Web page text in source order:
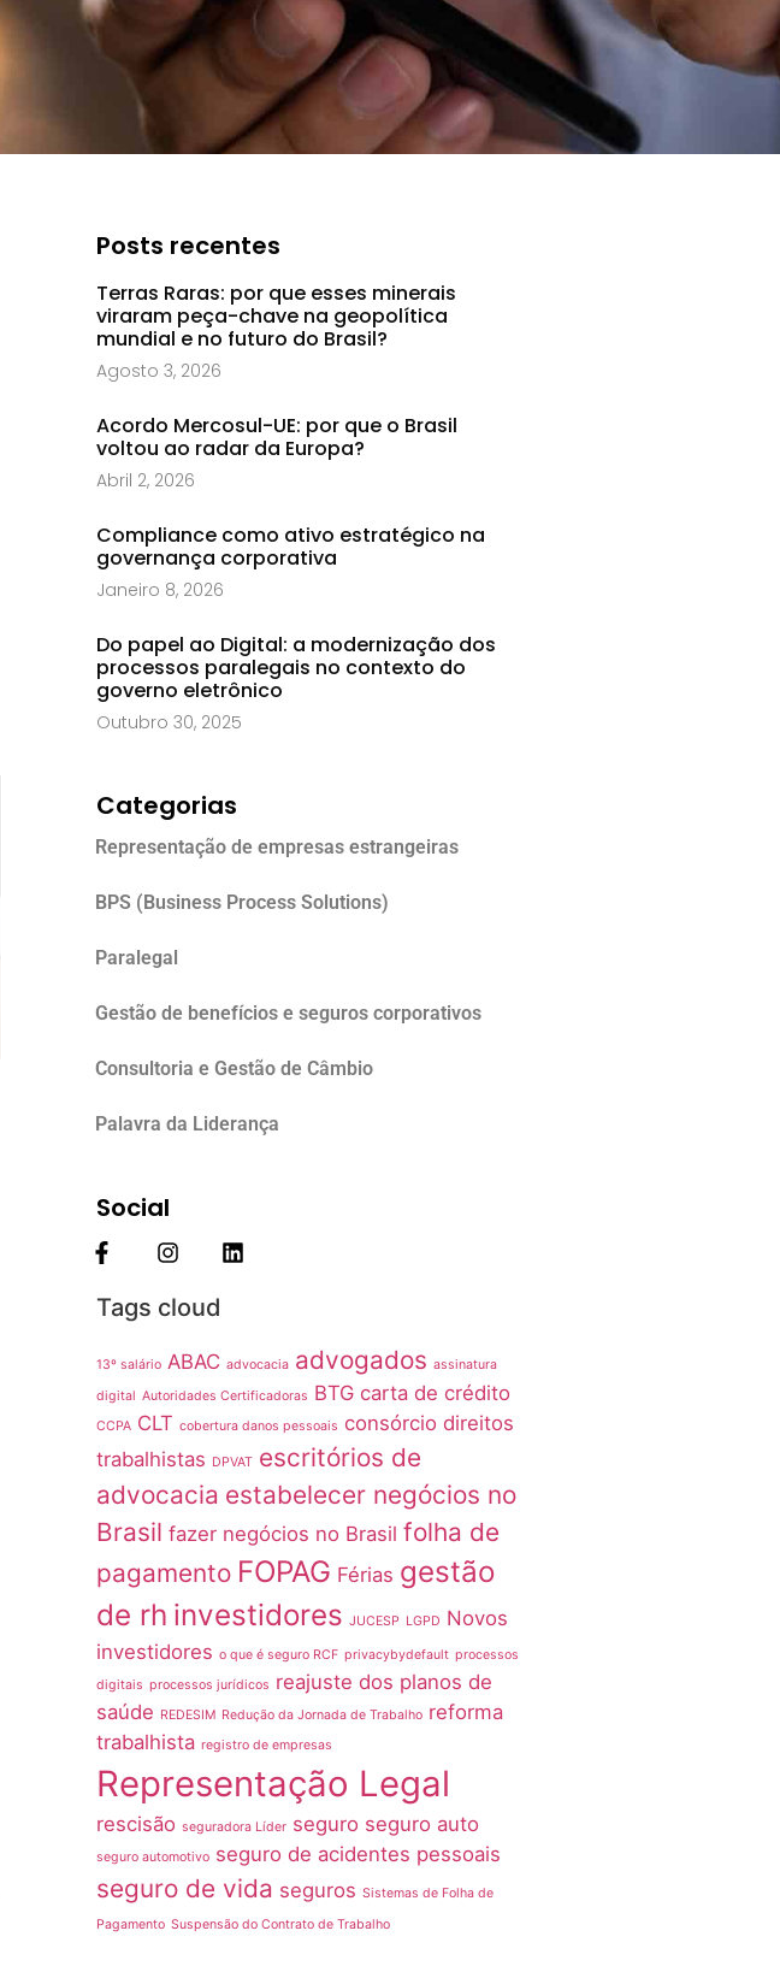
Posts recentes
Terras Raras: por que esses minerais
viraram peça-chave na geopolítica
mundial e no futuro do Brasil?
Agosto 3, 2026
Acordo Mercosul-UE: por que o Brasil
voltou ao radar da Europa?
Abril 2, 2026
Compliance como ativo estratégico na
governança corporativa
Janeiro 8, 2026
Do papel ao Digital: a modernização dos
processos paralegais no contexto do
governo eletrônico
Outubro 30, 2025
Categorias
Representação de empresas estrangeiras
BPS (Business Process Solutions)
Paralegal
Gestão de benefícios e seguros corporativos
Consultoria e Gestão de Câmbio
Palavra da Liderança
Social
Tags cloud
13º salário ABAC advocacia advogados assinatura
digital Autoridades Certificadoras BTG carta de crédito
CCPA CLT cobertura danos pessoais consórcio direitos
trabalhistas DPVAT escritórios de
advocacia estabelecer negócios no
Brasil fazer negócios no Brasil folha de
pagamento FOPAG Férias gestão
de rh investidores JUCESP LGPD Novos
investidores o que é seguro RCF privacybydefault processos
digitais processos jurídicos reajuste dos planos de
saúde REDESIM Redução da Jornada de Trabalho reforma
trabalhista registro de empresas
Representação Legal
rescisão seguradora Líder seguro seguro auto
seguro automotivo seguro de acidentes pessoais
seguro de vida seguros Sistemas de Folha de
Pagamento Suspensão do Contrato de Trabalho